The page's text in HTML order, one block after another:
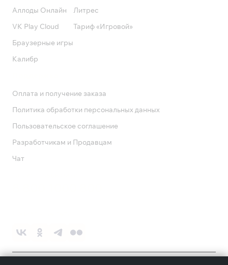
Аллоды Онлайн
VK Play Cloud
Браузерные игры
Калибр
Литрес
Тариф «Игровой»
Оплата и получение заказа
Политика обработки персональных данных
Пользовательское соглашение
Разработчикам и Продавцам
Чат